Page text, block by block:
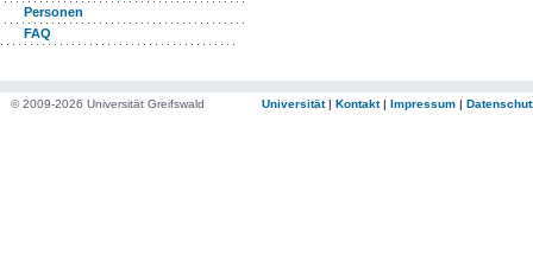
Personen
FAQ
© 2009-2026 Universität Greifswald Universität| Kontakt| Impressum |